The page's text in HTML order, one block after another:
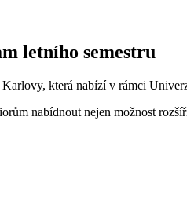
letního semestru
která nabízí v rámci
nabídnout nejen možnost